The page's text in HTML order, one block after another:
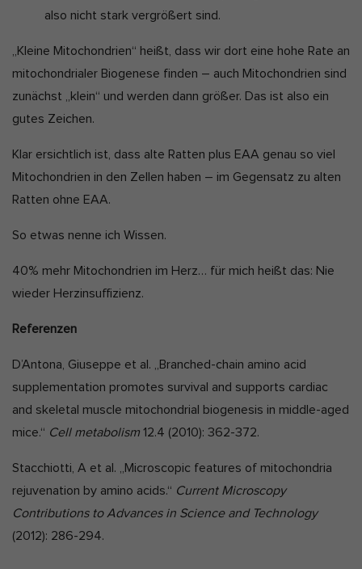
also nicht stark vergrößert sind.
„Kleine Mitochondrien“ heißt, dass wir dort eine hohe Rate an
mitochondrialer Biogenese finden – auch Mitochondrien sind
zunächst „klein“ und werden dann größer. Das ist also ein
gutes Zeichen.
Klar ersichtlich ist, dass alte Ratten plus EAA genau so viel
Mitochondrien in den Zellen haben – im Gegensatz zu alten
Ratten ohne EAA.
So etwas nenne ich Wissen.
40% mehr Mitochondrien im Herz… für mich heißt das: Nie
wieder Herzinsuffizienz.
Referenzen
D’Antona, Giuseppe et al. „Branched-chain amino acid
supplementation promotes survival and supports cardiac
and skeletal muscle mitochondrial biogenesis in middle-aged
mice.“ Cell metabolism 12.4 (2010): 362-372.
Stacchiotti, A et al. „Microscopic features of mitochondria
rejuvenation by amino acids.“ Current Microscopy
Contributions to Advances in Science and Technology
(2012): 286-294.